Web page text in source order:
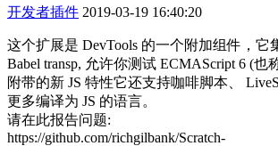
开发者插件 2019-03-19 16:40:20
这个扩展是 DevTools 的一个附加组件，它
Babel transp, 允许你测试 ECMAScript 6 (也
附带的新 JS 特性它还支持咖啡脚本、
更多编译为 JS 的语言。
请在此报告问题:
https://github.com/richgilbank/Scratch-